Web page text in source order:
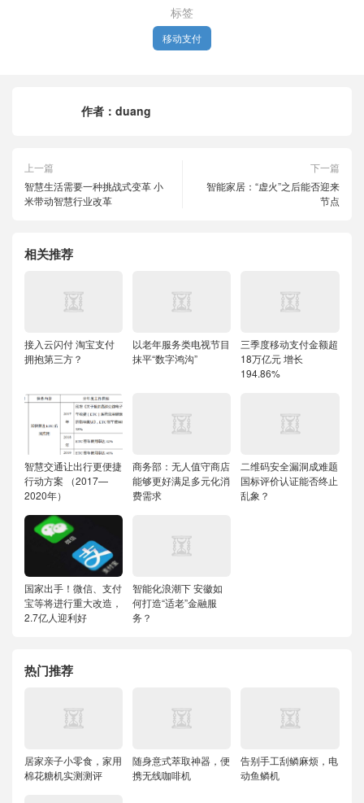
标签
移动支付
作者： duang
上一篇
智慧生活需要一种挑战式变革 小
米带动智慧行业改革
下一篇
智能家居：“虚火”之后能否迎来
节点
相关推荐
接入云闪付 淘宝支付
拥抱第三方？
以老年服务类电视节目
抹平“数字鸿沟”
三季度移动支付金额超
18万亿元 增长
194.86%
智慧交通让出行更便捷
行动方案 （2017—
2020年）
商务部：无人值守商店
能够更好满足多元化消
费需求
二维码安全漏洞成难题
国标评价认证能否终止
乱象？
国家出手！微信、支付
宝等将进行重大改造，
2.7亿人迎利好
智能化浪潮下 安徽如
何打造“适老”金融服
务？
热门推荐
居家亲子小零食，家用
棉花糖机实测测评
随身意式萃取神器，便
携无线咖啡机
告别手工刮鳞麻烦，电
动鱼鳞机